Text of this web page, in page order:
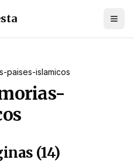
paises-islamicos
(14)